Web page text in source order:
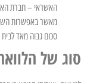
האשראי – חברת
מאשר באפשרות
סכום גבוה מאד
סוג של